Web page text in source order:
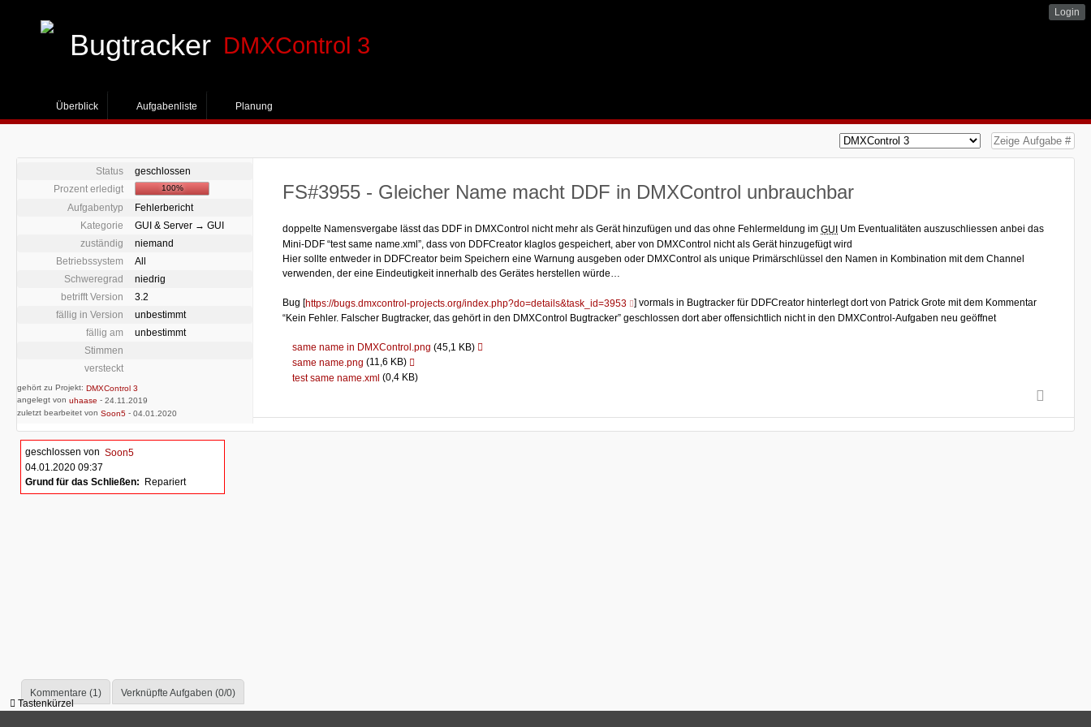
Bugtracker DMXControl 3
Login
Überblick Aufgabenliste Planung
Status
geschlossen
Prozent erledigt
100%
Aufgabentyp
Fehlerbericht
Kategorie
GUI & Server → GUI
zuständig
niemand
Betriebssystem
All
Schweregrad
niedrig
betrifft Version
3.2
fällig in Version
unbestimmt
fällig am
unbestimmt
Stimmen
versteckt
gehört zu Projekt: DMXControl 3
angelegt von uhaase - 24.11.2019
zuletzt bearbeitet von Soon5 - 04.01.2020
FS#3955 - Gleicher Name macht DDF in DMXControl unbrauchbar
doppelte Namensvergabe lässt das DDF in DMXControl nicht mehr als Gerät hinzufügen und das ohne Fehlermeldung im GUI Um Eventualitäten auszuschliessen anbei das
Mini-DDF “test same name.xml”, dass von DDFCreator klaglos gespeichert, aber von DMXControl nicht als Gerät hinzugefügt wird
Hier sollte entweder in DDFCreator beim Speichern eine Warnung ausgeben oder DMXControl als unique Primärschlüssel den Namen in Kombination mit dem Channel
verwenden, der eine Eindeutigkeit innerhalb des Gerätes herstellen würde…
Bug [https://bugs.dmxcontrol-projects.org/index.php?do=details&task_id=3953
] vormals in Bugtracker für DDFCreator hinterlegt dort von Patrick Grote mit dem Kommentar
“Kein Fehler. Falscher Bugtracker, das gehört in den DMXControl Bugtracker” geschlossen dort aber offensichtlich nicht in den DMXControl-Aufgaben neu geöffnet
same name in DMXControl.png (45,1 KB)
same name.png (11,6 KB)
test same name.xml (0,4 KB)
geschlossen von Soon5
04.01.2020 09:37
Grund für das Schließen: Repariert
Kommentare (1)
Verknüpfte Aufgaben (0/0)
Tastenkürzel